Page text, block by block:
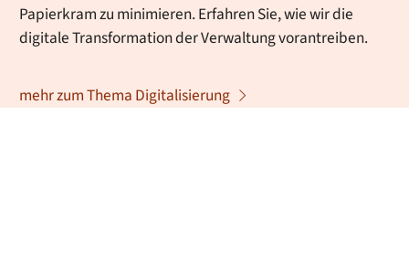
Papierkram zu minimieren. Erfahren Sie, wie wir die
digitale Transformation der Verwaltung vorantreiben.
mehr zum Thema Digitalisierung